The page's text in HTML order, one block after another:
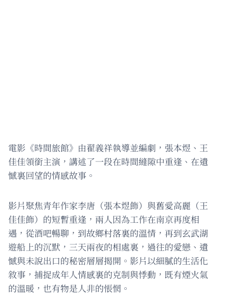
電影《時間旅館》由翟義祥執導並編劇，張本煜、王
佳佳領銜主演，講述了一段在時間縫隙中重逢、在遺
憾裏回望的情感故事。
影片聚焦青年作家李唐（張本煜飾）與舊愛高麗（王
佳佳飾）的短暫重逢，兩人因為工作在南京再度相
遇，從酒吧暢聊，到故鄉村落裏的溫情，再到玄武湖
遊船上的沉默，三天兩夜的相處裏，過往的愛戀、遺
憾與未說出口的秘密層層揭開。影片以細膩的生活化
敘事，捕捉成年人情感裏的克制與悸動，既有煙火氣
的溫暖，也有物是人非的悵惘。